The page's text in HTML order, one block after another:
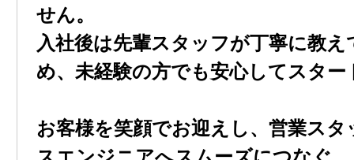
せん。
入社後は先輩スタッフが丁寧に教
め、未経験の方でも安心してスタ
お客様を笑顔でお迎えし、営業ス